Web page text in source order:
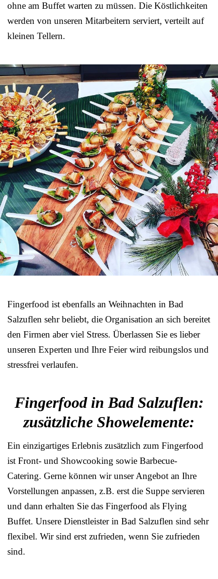
ohne am Buffet warten zu müssen. Die Köstlichkeiten
werden von unseren Mitarbeitern serviert, verteilt auf
kleinen Tellern.
Fingerfood ist ebenfalls an Weihnachten in Bad
Salzuflen sehr beliebt, die Organisation an sich bereitet
den Firmen aber viel Stress. Überlassen Sie es lieber
unseren Experten und Ihre Feier wird reibungslos und
stressfrei verlaufen.
Fingerfood in Bad Salzuflen:
zusätzliche Showelemente:
Ein einzigartiges Erlebnis zusätzlich zum Fingerfood
ist Front- und Showcooking sowie Barbecue-
Catering. Gerne können wir unser Angebot an Ihre
Vorstellungen anpassen, z.B. erst die Suppe servieren
und dann erhalten Sie das Fingerfood als Flying
Buffet. Unsere Dienstleister in Bad Salzuflen sind sehr
flexibel. Wir sind erst zufrieden, wenn Sie zufrieden
sind.